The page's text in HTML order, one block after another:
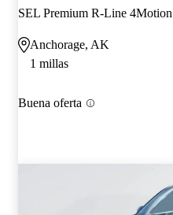
SEL Premium R-Line 4Motion
Anchorage, AK
1 millas
Buena oferta